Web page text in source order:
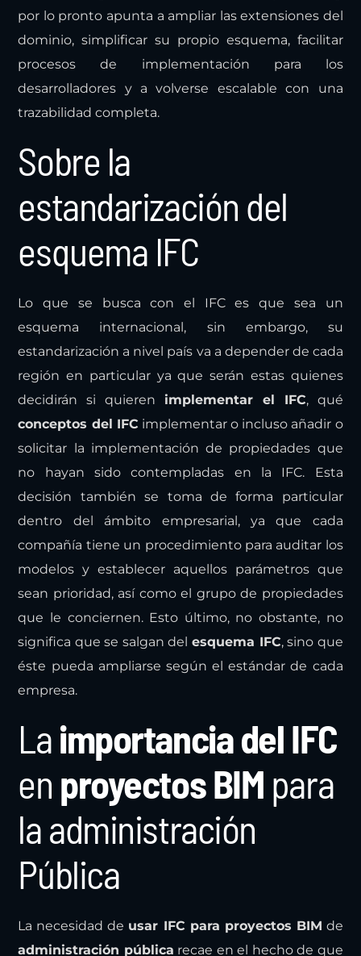
por lo pronto apunta a ampliar las extensiones del
dominio, simplificar su propio esquema, facilitar
procesos de implementación para los
desarrolladores y a volverse escalable con una
trazabilidad completa.
Sobre la
estandarización del
esquema IFC
Lo que se busca con el IFC es que sea un
esquema internacional, sin embargo, su
estandarización a nivel país va a depender de cada
región en particular ya que serán estas quienes
decidirán si quieren implementar el IFC, qué
conceptos del IFC implementar o incluso añadir o
solicitar la implementación de propiedades que
no hayan sido contempladas en la IFC. Esta
decisión también se toma de forma particular
dentro del ámbito empresarial, ya que cada
compañía tiene un procedimiento para auditar los
modelos y establecer aquellos parámetros que
sean prioridad, así como el grupo de propiedades
que le conciernen. Esto último, no obstante, no
significa que se salgan del esquema IFC, sino que
éste pueda ampliarse según el estándar de cada
empresa.
Laimportancia del IFC
en proyectos BIM para
la administración
Pública
La necesidad de usar IFC para proyectos BIM de
administración pública recae en el hecho de que